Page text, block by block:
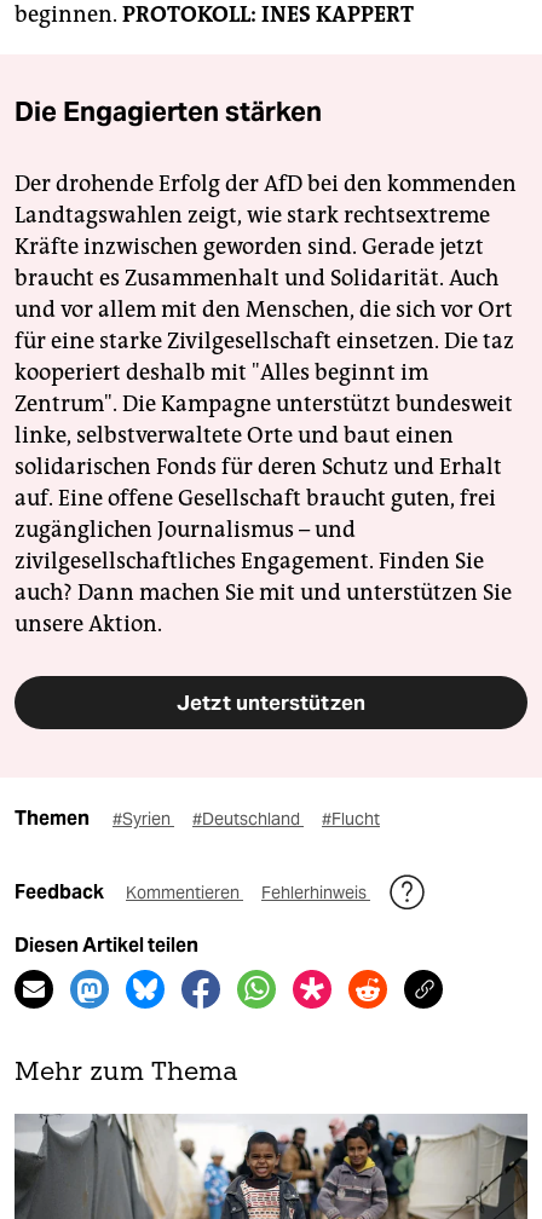
beginnen. PROTOKOLL: INES KAPPERT
Die Engagierten stärken
Der drohende Erfolg der AfD bei den kommenden
Landtagswahlen zeigt, wie stark rechtsextreme
Kräfte inzwischen geworden sind. Gerade jetzt
braucht es Zusammenhalt und Solidarität. Auch
und vor allem mit den Menschen, die sich vor Ort
für eine starke Zivilgesellschaft einsetzen. Die taz
kooperiert deshalb mit "Alles beginnt im
Zentrum". Die Kampagne unterstützt bundesweit
linke, selbstverwaltete Orte und baut einen
solidarischen Fonds für deren Schutz und Erhalt
auf. Eine offene Gesellschaft braucht guten, frei
zugänglichen Journalismus – und
zivilgesellschaftliches Engagement. Finden Sie
auch? Dann machen Sie mit und unterstützen Sie
unsere Aktion.
Jetzt unterstützen
Themen #Syrien #Deutschland #Flucht
Feedback Kommentieren Fehlerhinweis
Diesen Artikel teilen
Mehr zum Thema